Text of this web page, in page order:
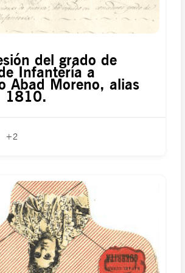
del grado de
Infantería a
Abad Moreno, alias
1810.
+2